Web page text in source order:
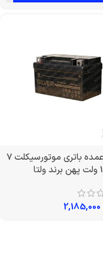
خرید عمده باتری موتورسیکلت 7